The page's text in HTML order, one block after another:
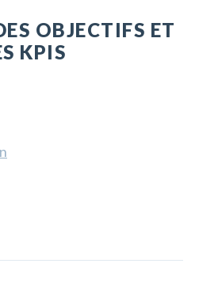
OBJECTIFS ET
KPIS